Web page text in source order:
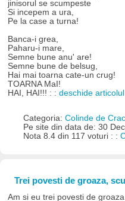
jinisorul se scumpeste
Si incepem a ura,
Pe la case a turna!
Banca-i grea,
Paharu-i mare,
Semne bune anu' are!
Semne bune de belsug,
Hai mai toarna cate-un crug!
TOARNA MaI!
HAI, HAI!!! : :deschide articolul
Categoria: Colinde de
Pe site din data de: 30
Nota 8.4 din 117 voturi : :
Trei povesti de groaza,
Am si eu trei povesti de groaza